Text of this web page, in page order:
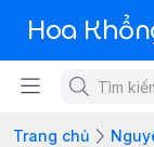
Hoa
Trang chủ